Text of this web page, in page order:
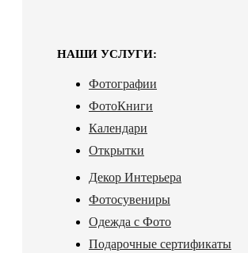
НАШИ УСЛУГИ:
Фотографии
ФотоКниги
Календари
Открытки
Декор Интерьера
Фотосувениры
Одежда с Фото
Подарочные сертификаты